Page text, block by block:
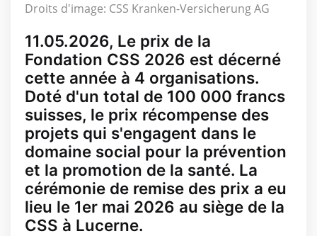
Droits d'image: CSS Kranken-Versicherung AG
11.05.2026, Le prix de la
Fondation CSS 2026 est décerné
cette année à 4 organisations.
Doté d'un total de 100 000 francs
suisses, le prix récompense des
projets qui s'engagent dans le
domaine social pour la prévention
et la promotion de la santé. La
cérémonie de remise des prix a eu
lieu le 1er mai 2026 au siège de la
CSS à Lucerne.